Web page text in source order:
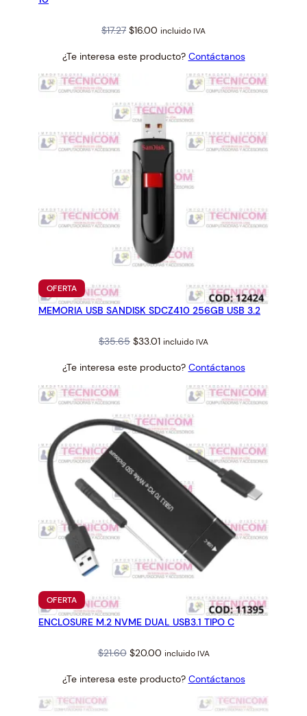
$17.27 Original
was:
$16.00 Current
is:
$16.00.
incluido IVA
¿Te interesa este producto? Contáctanos
OFERTAPRODUCTO
EN
OFERTA
MEMORIA USB SANDISK SDCZ410 256GB USB 3.2
$35.65 Original
was:
$33.01Current
is:
$33.01.
incluido IVA
¿Te interesa este producto? Contáctanos
OFERTAPRODUCTO
EN
OFERTA
ENCLOSURE M.2 NVME DUAL USB3.1 TIPO C
$21.60 Original
was:
$20.00Current
is:
incluido IVA
¿Te interesa este producto? Contáctanos